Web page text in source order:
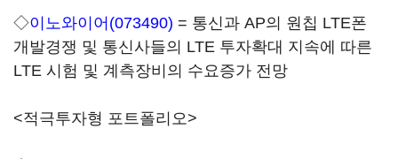
◇이노와이어(073490) = 통신과 AP의 원칩 LTE폰
개발경쟁 및 통신사들의 LTE 투자확대 지속에 따른
LTE 시험 및 계측장비의 수요증가 전망
<적극투자형 포트폴리오>